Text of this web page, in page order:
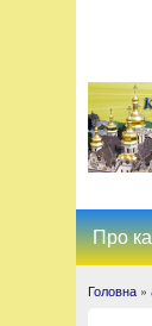
Ви є
Головна»